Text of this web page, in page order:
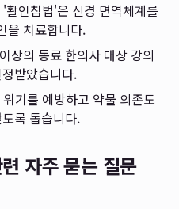
활인침법'은 신경 면역체계를
을 치료합니다.
상의 동료 한의사 대상 강의
받았습니다.
기를 예방하고 약물 의존도
록 돕습니다.
자주 묻는 질문